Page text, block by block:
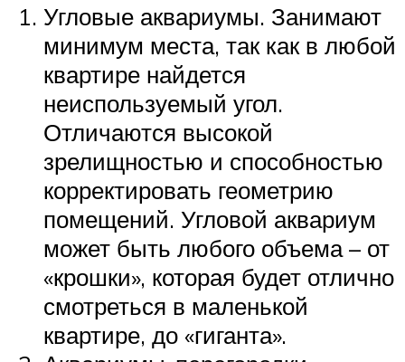
Угловые аквариумы. Занимают
минимум места, так как в любой
квартире найдется
неиспользуемый угол.
Отличаются высокой
зрелищностью и способностью
корректировать геометрию
помещений. Угловой аквариум
может быть любого объема – от
«крошки», которая будет отлично
смотреться в маленькой
квартире, до «гиганта».